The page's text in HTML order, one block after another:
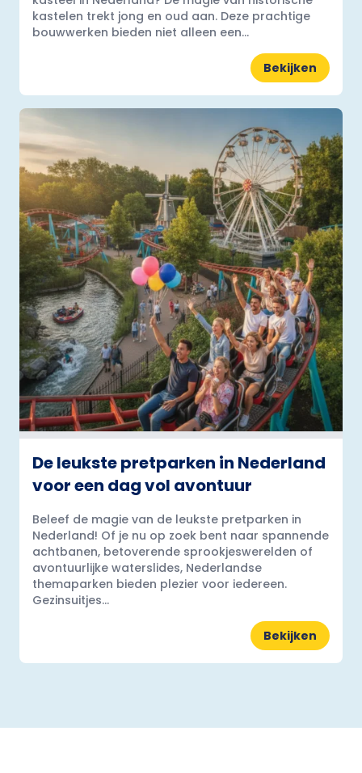
kastelen trekt jong en oud aan. Deze prachtige
bouwwerken bieden niet alleen een...
Bekijken
De leukste pretparken in Nederland
voor een dag vol avontuur
Beleef de magie van de leukste pretparken in
Nederland! Of je nu op zoek bent naar spannende
achtbanen, betoverende sprookjeswerelden of
avontuurlijke waterslides, Nederlandse
themaparken bieden plezier voor iedereen.
Gezinsuitjes...
Bekijken